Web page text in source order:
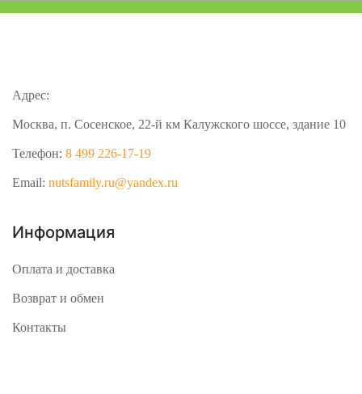
Адрес:
Москва, п. Сосенское, 22-й км Калужского шоссе, здание 10
Телефон: 8 499 226-17-19
Email: nutsfamily.ru@yandex.ru
Информация
Оплата и доставка
Возврат и обмен
Контакты